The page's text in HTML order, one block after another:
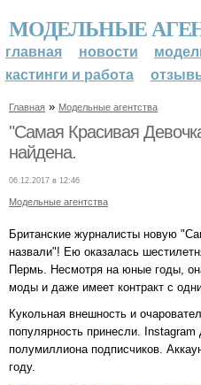
МОДЕЛЬНЫЕ
главная новости
кастинги и работа
Главная » Модельные агентства
"Самая Красивая
найдена.
06.12.2017 в 12:46
Модельные агентства
Британские журналисты новую
назвали"! Ею оказалась
Пермь. Несмотря на юные годы,
моды и даже имеет контракт с
Кукольная внешность и
популярность принесли. Instagram
полумиллиона подписчиков.
году.